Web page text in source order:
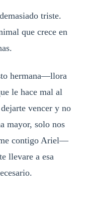
triste.
que crece en
hermana—llora
le hace mal al
vencer y no
mayor, solo nos
contigo Ariel—
llevare a esa